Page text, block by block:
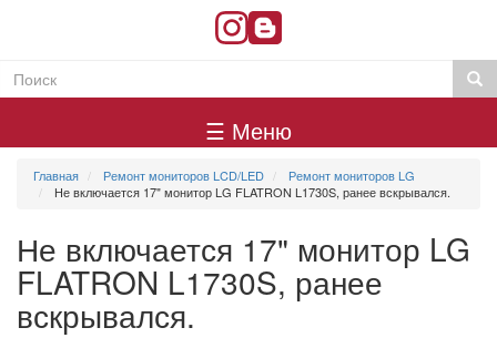
Пошукова
Поиск
меню
☰ Меню
Главная Ремонт мониторов LCD/LED
Ремонт мониторов LG
Не включается 17" монитор LG FLATRON L1730S, ранее вскрывался.
Не включается 17" монитор LG
FLATRON L1730S, ранее
вскрывался.